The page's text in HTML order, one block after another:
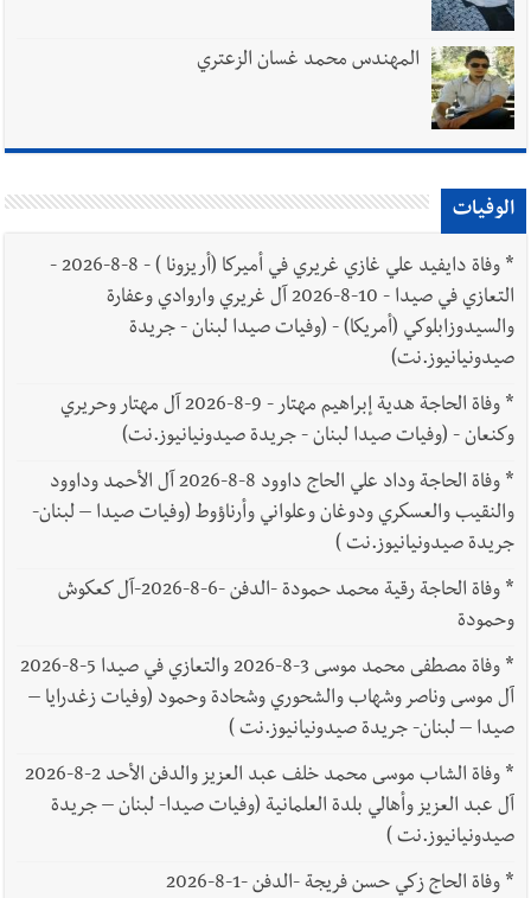
المهندس محمد غسان الزعتري
الوفيات
*
وفاة دايفيد علي غازي غريري في أميركا (أريزونا ) - 8-8-2026 -
التعازي في صيدا - 10-8-2026 آل غريري واروادي وعفارة
والسيدوزابلوكي (أمريكا) - (وفيات صيدا لبنان - جريدة
صيدونيانيوز.نت)
*
وفاة الحاجة هدية إبراهيم مهتار - 9-8-2026 آل مهتار وحريري
وكنعان - (وفيات صيدا لبنان - جريدة صيدونيانيوز.نت)
*
وفاة الحاجة وداد علي الحاج داوود 8-8-2026 آل الأحمد وداوود
والنقيب والعسكري ودوغان وعلواني وأرناؤوط (وفيات صيدا – لبنان-
جريدة صيدونيانيوز.نت )
*
وفاة الحاجة رقية محمد حمودة -الدفن -6-8-2026-آل كعكوش
وحمودة
*
وفاة مصطفى محمد موسى 3-8-2026 والتعازي في صيدا 5-8-2026
آل موسى وناصر وشهاب والشحوري وشحادة وحمود (وفيات زغدرايا –
صيدا – لبنان- جريدة صيدونيانيوز.نت )
*
وفاة الشاب موسى محمد خلف عبد العزيز والدفن الأحد 2-8-2026
آل عبد العزيز وأهالي بلدة العلمانية (وفيات صيدا- لبنان – جريدة
صيدونيانيوز.نت )
*وفاة الحاج زكي حسن فريجة -الدفن -1-8-2026